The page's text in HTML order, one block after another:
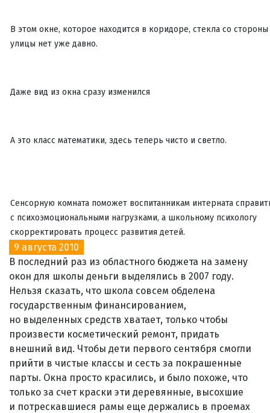
В этом окне, которое находится в коридоре, стекла со стороны
улицы нет уже давно.
Даже вид из окна сразу изменился
А это класс математики, здесь теперь чисто и светло.
Сенсорную комната поможет воспитанникам интерната
с психоэмоциональными нагрузками, а школьному психологу
скорректировать процесс развития детей.
9 августа 2010
В последний раз из областного бюджета на замену
окон для школы деньги выделялись в 2007 году.
Нельзя сказать, что школа совсем обделена
государственным финансированием,
но выделенных средств хватает, только чтобы
произвести косметический ремонт, придать
внешний вид. Чтобы дети первого сентября смогли
прийти в чистые классы и сесть за покрашенные
парты. Окна просто красились, и было похоже, что
только за счет краски эти деревянные, высохшие
и потрескавшиеся рамы еще держались в проемах